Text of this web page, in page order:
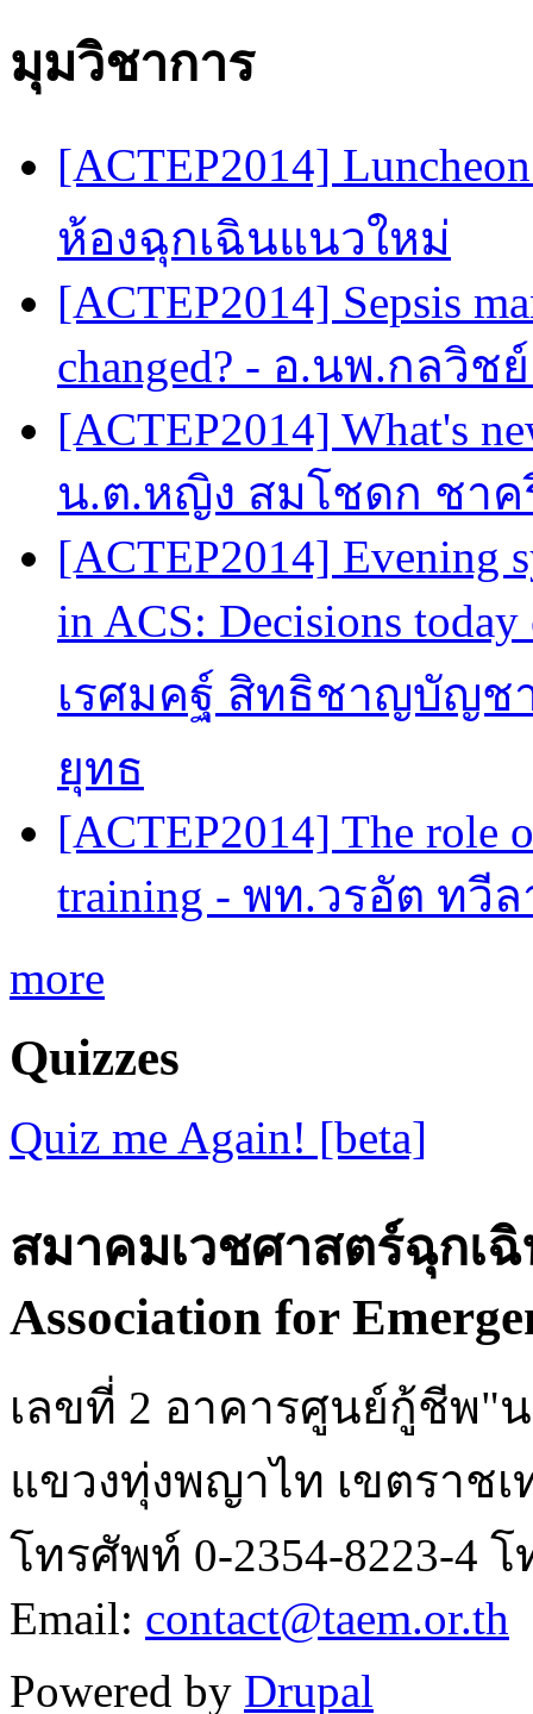
มุมวิชาการ
[ACTEP2014]
ห้องฉุกเฉินแนวใหม่
[ACTEP2014] Sepsis
changed? - อ.นพ.กลวิช
[ACTEP2014] What's
น.ต.หญิง สมโชดก ชาค
[ACTEP2014] Evening
in ACS: Decisions
เรศมคฐ์ สิทธิชาญบัญช
ยุทธ
[ACTEP2014] The role
training - พท.วรอัต ทวี
more
Quizzes
Quiz me Again! [beta]
สมาคมเวชศาสตร์ฉุกเ
Association for
เลขที่ 2 อาคารศูนย์กู้ชีพ"
แขวงทุ่งพญาไท เขตราชเ
โทรศัพท์ 0-2354-8223-4 โ
Email: contact@taem.or.th
Powered by Drupal